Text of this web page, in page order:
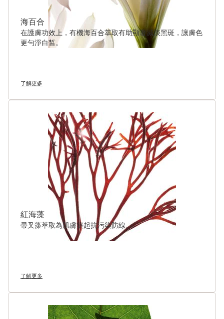
海百合
在護膚功效上，有機海百合萃取有助顯著減淡黑斑，讓膚色
更勻淨白皙。
了解更多
紅海藻
帚叉藻萃取為肌膚築起抗污染防線。
了解更多